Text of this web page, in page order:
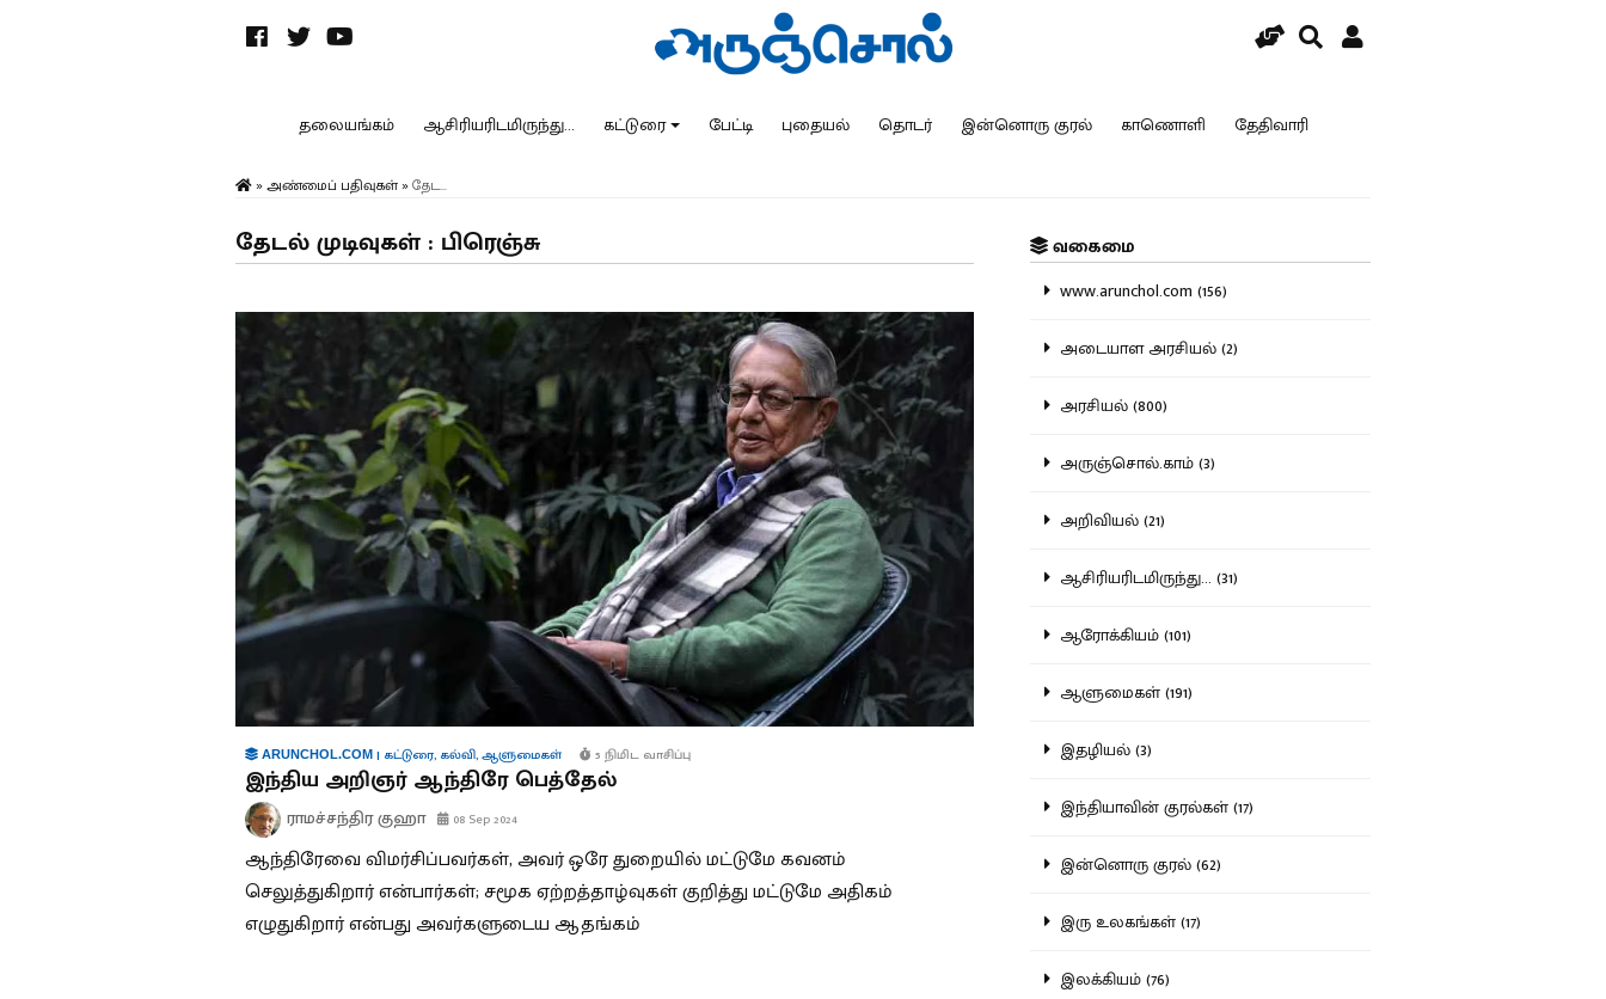
தலையங்கம் ஆசிரியரிடமிருந்து... கட்டுரை பேட்டி புதையல் தொடர் இன்னொரு குரல் காணொளி தேதிவாரி
» அண்மைப் பதிவுகள்» தேட...
தேடல் முடிவுகள் : பிரெஞ்சு
ARUNCHOL.COM | கட்டுரை, கல்வி,ஆளுமைகள் 5 நிமிட வாசிப்பு
இந்திய அறிஞர் ஆந்திரே பெத்தேல்
ராமச்சந்திர குஹா 08 Sep 2024
ஆந்திரேவை விமர்சிப்பவர்கள், அவர் ஒரே துறையில் மட்டுமே கவனம்
செலுத்துகிறார் என்பார்கள்; சமூக ஏற்றத்தாழ்வுகள் குறித்து மட்டுமே அதிகம்
எழுதுகிறார் என்பது அவர்களுடைய ஆதங்கம்
வகைமை
www.arunchol.com (156)
அடையாள அரசியல் (2)
அரசியல் (800)
அருஞ்சொல்.காம் (3)
அறிவியல் (21)
ஆசிரியரிடமிருந்து... (31)
ஆரோக்கியம் (101)
ஆளுமைகள் (191)
இதழியல் (3)
இந்தியாவின் குரல்கள் (17)
இன்னொரு குரல் (62)
இரு உலகங்கள் (17)
இலக்கியம் (76)